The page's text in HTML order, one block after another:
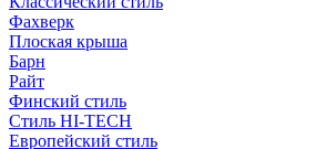
Фахверк
Плоская крыша
Барн
Райт
Финский стиль
Стиль HI-TECH
Европейский стиль